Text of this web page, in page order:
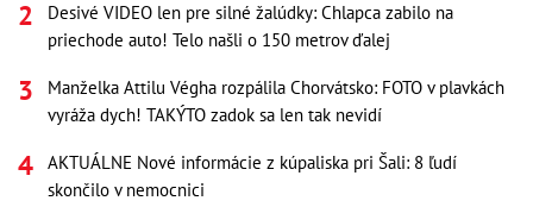
Desivé VIDEO len pre silné žalúdky: Chlapca zabilo na
priechode auto! Telo našli o 150 metrov ďalej
Manželka Attilu Végha rozpálila Chorvátsko: FOTO v plavkách
vyráža dych! TAKÝTO zadok sa len tak nevidí
AKTUÁLNE Nové informácie z kúpaliska pri Šali: 8 ľudí
skončilo v nemocnici